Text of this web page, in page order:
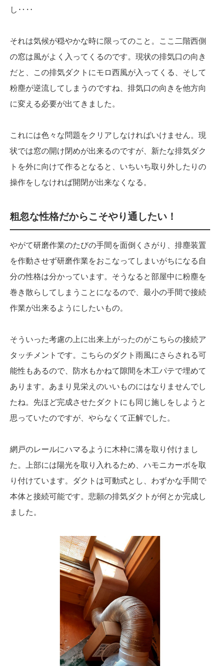
し‥‥
それは気候が穏やかな時に限ってのこと。ここ二階西側
の窓は風がよく入ってくるのです。現状の排気口の向き
だと、この排気ダクトにモロ西風が入ってくる、そして
粉塵が逆流してしまうのですね、排気口の向きを他方向
に変える必要が出てきました。
これには色々な問題をクリアしなければいけません。現
状では窓の開け閉めが出来るのですが、新たな排気ダク
トを外に向けて作るとなると、いちいち取り外したりの
操作をしなければ開閉が出来なくなる。
粗忽な性格だからこそやり通したい！
やがて研磨作業のたびの手間を面倒くさがり、排塵装置
を作動させず研磨作業をおこなってしまいがちになる自
分の性格は分かっています。そうなると部屋中に粉塵を
巻き散らしてしまうことになるので、最小の手間で接続
作業が出来るようにしたいもの。
そういった考慮の上に出来上がったのがこちらの接続ア
タッチメントです。こちらのダクト雨風にさらされる可
能性もあるので、防水もかねて隙間を木工パテで埋めて
あります。あまり見栄えのいいものにはなりませんでし
たね。先ほど完成させたダクトにも同じ施しをしようと
思っていたのですが、やらなくて正解でした。
網戸のレールにハマるように木枠に溝を取り付けまし
た。上部には陽光を取り入れるため、ハモニカーボを取
り付けています。ダクトは可動式とし、わずかな手間で
本体と接続可能です。悲願の排気ダクトが何とか完成し
ました。